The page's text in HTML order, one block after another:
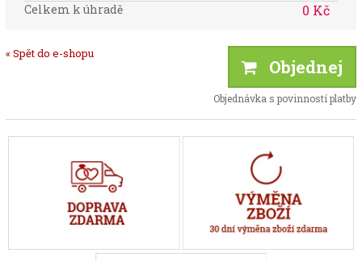
Celkem k úhradě 0 Kč
« Spět do e-shopu
Objednej
Objednávka s povinností platby